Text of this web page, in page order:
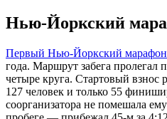
Нью-Йоркский
Первый Нью-Йоркский марафон
года. Маршрут забега пролегал
четыре круга. Стартовый взнос
127 человек и только 55
соорганизатора не помешала